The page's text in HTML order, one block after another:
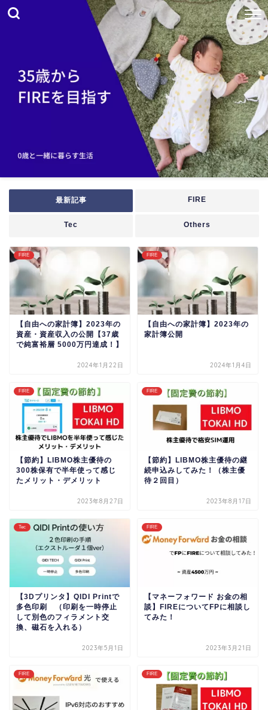
最新記事 FIRE
Tec Others
FIRE
【自由への家計簿】2023年の
資産・資産収入の公開【37歳
で純富裕層 5000万円達成！】
2024年1月22日
FIRE
【自由への家計簿】2023年の
家計簿公開
2024年1月4日
FIRE
【節約】LIBMO株主優待の
300株保有で半年使って感じ
たメリット・デメリット
2023年8月27日
FIRE
【節約】LIBMO株主優待の継
続申込みしてみた！（株主優
待２回目）
2023年8月17日
Tec
【3Dプリンタ】QIDI Printで
多色印刷 （印刷を一時停止
して別色のフィラメント交
換、磁石を入れる）
2023年5月1日
FIRE
【マネーフォワード お金の相
談】FIREについてFPに相談し
てみた！
2023年3月21日
FIRE FIRE